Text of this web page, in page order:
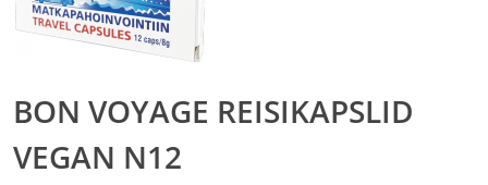
BON VOYAGE REISIKAPSLID
VEGAN N12